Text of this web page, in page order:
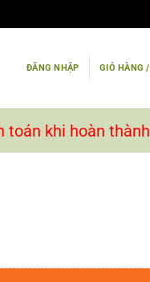
ĐĂNG NHẬP GIỎ HÀNG /
toán khi hoàn thành